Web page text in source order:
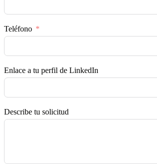
Teléfono
Enlace a tu perfil de LinkedIn
Describe tu solicitud